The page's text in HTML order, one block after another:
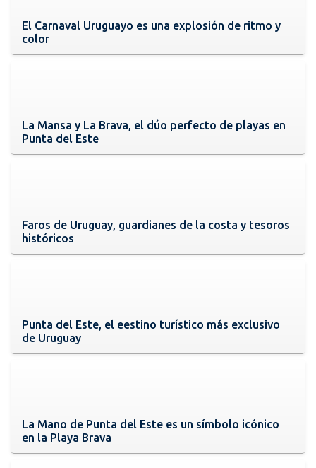
El Carnaval Uruguayo es una explosión de ritmo y
color
La Mansa y La Brava, el dúo perfecto de playas en
Punta del Este
Faros de Uruguay, guardianes de la costa y tesoros
históricos
Punta del Este, el eestino turístico más exclusivo
de Uruguay
La Mano de Punta del Este es un símbolo icónico
en la Playa Brava